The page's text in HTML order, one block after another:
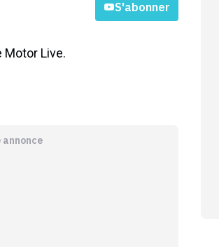
S'abonner
Motor Live.